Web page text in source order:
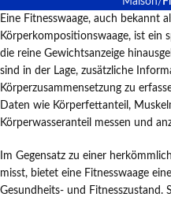
Eine Fitnesswaage, auch bekannt
Körperkompositionswaage, ist ein
die reine Gewichtsanzeige
sind in der Lage, zusätzliche
Körperzusammensetzung zu
Daten wie Körperfettanteil,
Körperwasseranteil messen und
Im Gegensatz zu einer
misst, bietet eine Fitnesswaage
Gesundheits- und Fitnesszustand.